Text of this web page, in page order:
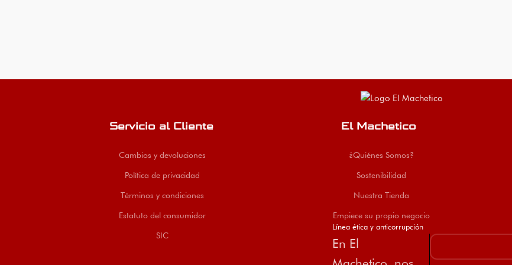
Servicio al Cliente
Cambios y devoluciones
Política de privacidad
Términos y condiciones
Estatuto del consumidor
SIC
El Machetico
¿Quiénes Somos?
Sostenibilidad
Nuestra Tienda
Empiece su propio negocio
Línea ética y anticorrupción
En El